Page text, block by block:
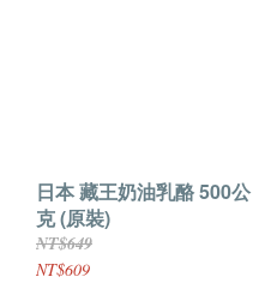
日本 藏王奶油乳酪 500公
克 (原裝)
NT$649
NT$609